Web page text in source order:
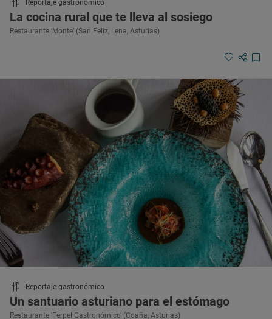
Reportaje gastronómico
La cocina rural que te lleva al sosiego
Restaurante ‘Monte’ (San Feliz, Lena, Asturias)
Reportaje gastronómico
Un santuario asturiano para el estómago
Restaurante 'Ferpel Gastronómico' (Coaña, Asturias)